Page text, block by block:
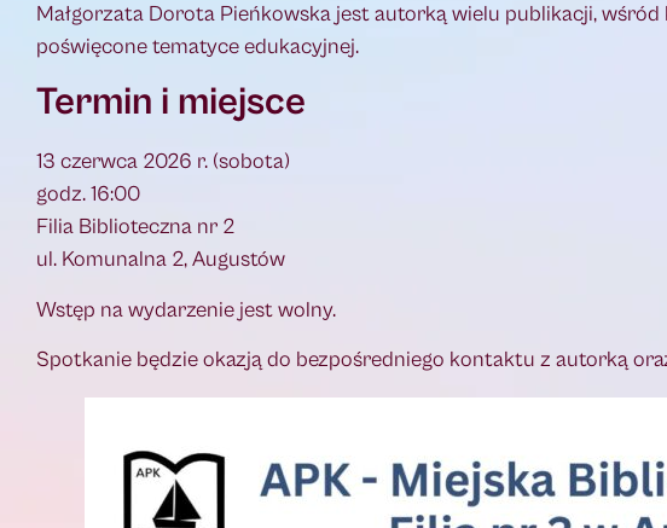
Małgorzata Dorota Pieńkowska jest autorką wielu publikacji,
poświęcone tematyce edukacyjnej.
Termin i miejsce
13 czerwca 2026 r. (sobota)
godz. 16:00
Filia Biblioteczna nr 2
ul. Komunalna 2, Augustów
Wstęp na wydarzenie jest wolny.
Spotkanie będzie okazją do bezpośredniego kontaktu z autorką